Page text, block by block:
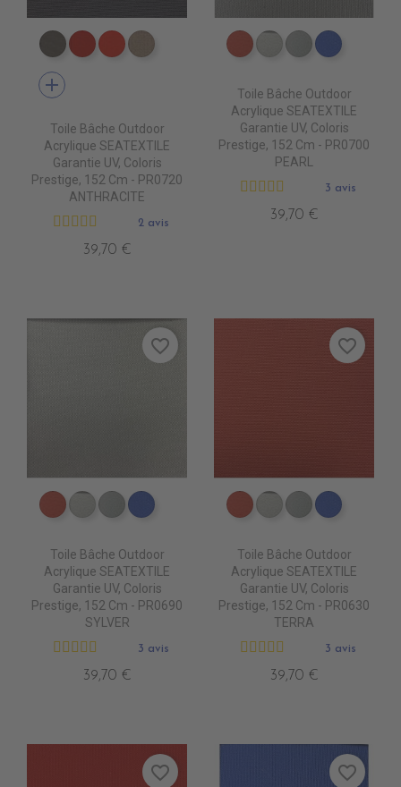
PR0790 MOONROCK
PR0620 JOCKET RED
PR0510 ROUGE
PR0760 HEATHER BEIGE
add
Toile Bâche Outdoor
Acrylique SEATEXTILE
Garantie UV, Coloris
Prestige, 152 Cm - PR0720
ANTHRACITE
2 avis
39,70 €
PR0630 TERRA
PR0690 SYLVER
PR0700PR0550
Toile Bâche Outdoor
Acrylique SEATEXTILE
Garantie UV, Coloris
Prestige, 152 Cm - PR0700
PEARL
3 avis
39,70 €
PR0630 TERRA
PR0690 SYLVER
PR0700 PEARL
PR0550 BLEU OCEAN
Toile Bâche Outdoor
Acrylique SEATEXTILE
Garantie UV, Coloris
Prestige, 152 Cm - PR0690
SYLVER
3 avis
39,70 €
favorite_border
PR0630 TERRA
PR0690 SYLVER
PR0700PR0550
Toile Bâche Outdoor
Acrylique SEATEXTILE
Garantie UV, Coloris
Prestige, 152 Cm - PR0630
TERRA
3 avis
39,70 €
favorite_border
favorite_border favorite_border